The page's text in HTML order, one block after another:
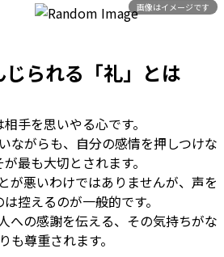
画像はイメージです
られる「礼」とは
相手を思いやる心です。
ながらも、自分の感情を押しつけな
最も大切とされます。
が悪いわけではありませんが、声を
控えるのが一般的です。
への感謝を伝える、その気持ちがな
も尊重されます。